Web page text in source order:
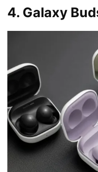
4. Galaxy